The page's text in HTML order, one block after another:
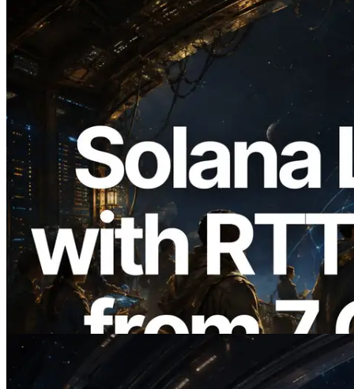
2026.08.05
ERPC ขยาย Solana Leader Slot API ด้วย
การวัด Ping จาก 7 Region ทั่วโลก พร้อม
เปิดตัว Validators Information API